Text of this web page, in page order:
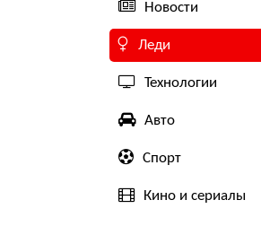
Новости
Леди
Технологии
Авто
Спорт
Кино и сериалы